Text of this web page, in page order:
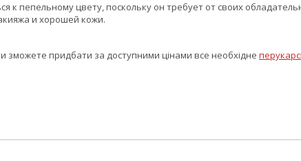
к пепельному цвету, поскольку он требует от своих
и хорошей кожи.
зможете придбати за доступними цінами все необхідне